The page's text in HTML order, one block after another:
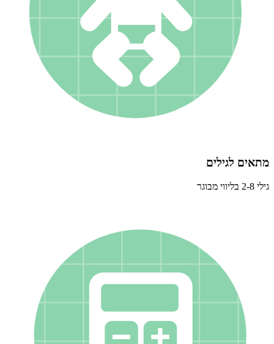
מתאים לגילים
גילי 2-8 בליווי מבוגר